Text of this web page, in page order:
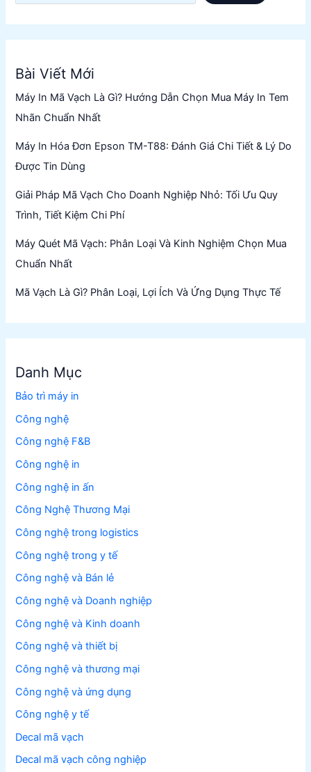
Bài Viết Mới
Máy In Mã Vạch Là Gì? Hướng Dẫn Chọn Mua Máy In Tem
Nhãn Chuẩn Nhất
Máy In Hóa Đơn Epson TM-T88: Đánh Giá Chi Tiết & Lý Do
Được Tin Dùng
Giải Pháp Mã Vạch Cho Doanh Nghiệp Nhỏ: Tối Ưu Quy
Trình, Tiết Kiệm Chi Phí
Máy Quét Mã Vạch: Phân Loại Và Kinh Nghiệm Chọn Mua
Chuẩn Nhất
Mã Vạch Là Gì? Phân Loại, Lợi Ích Và Ứng Dụng Thực Tế
Danh Mục
Bảo trì máy in
Công nghệ
Công nghệ F&B
Công nghệ in
Công nghệ in ấn
Công Nghệ Thương Mại
Công nghệ trong logistics
Công nghệ trong y tế
Công nghệ và Bán lẻ
Công nghệ và Doanh nghiệp
Công nghệ và Kinh doanh
Công nghệ và thiết bị
Công nghệ và thương mại
Công nghệ và ứng dụng
Công nghệ y tế
Decal mã vạch
Decal mã vạch công nghiệp